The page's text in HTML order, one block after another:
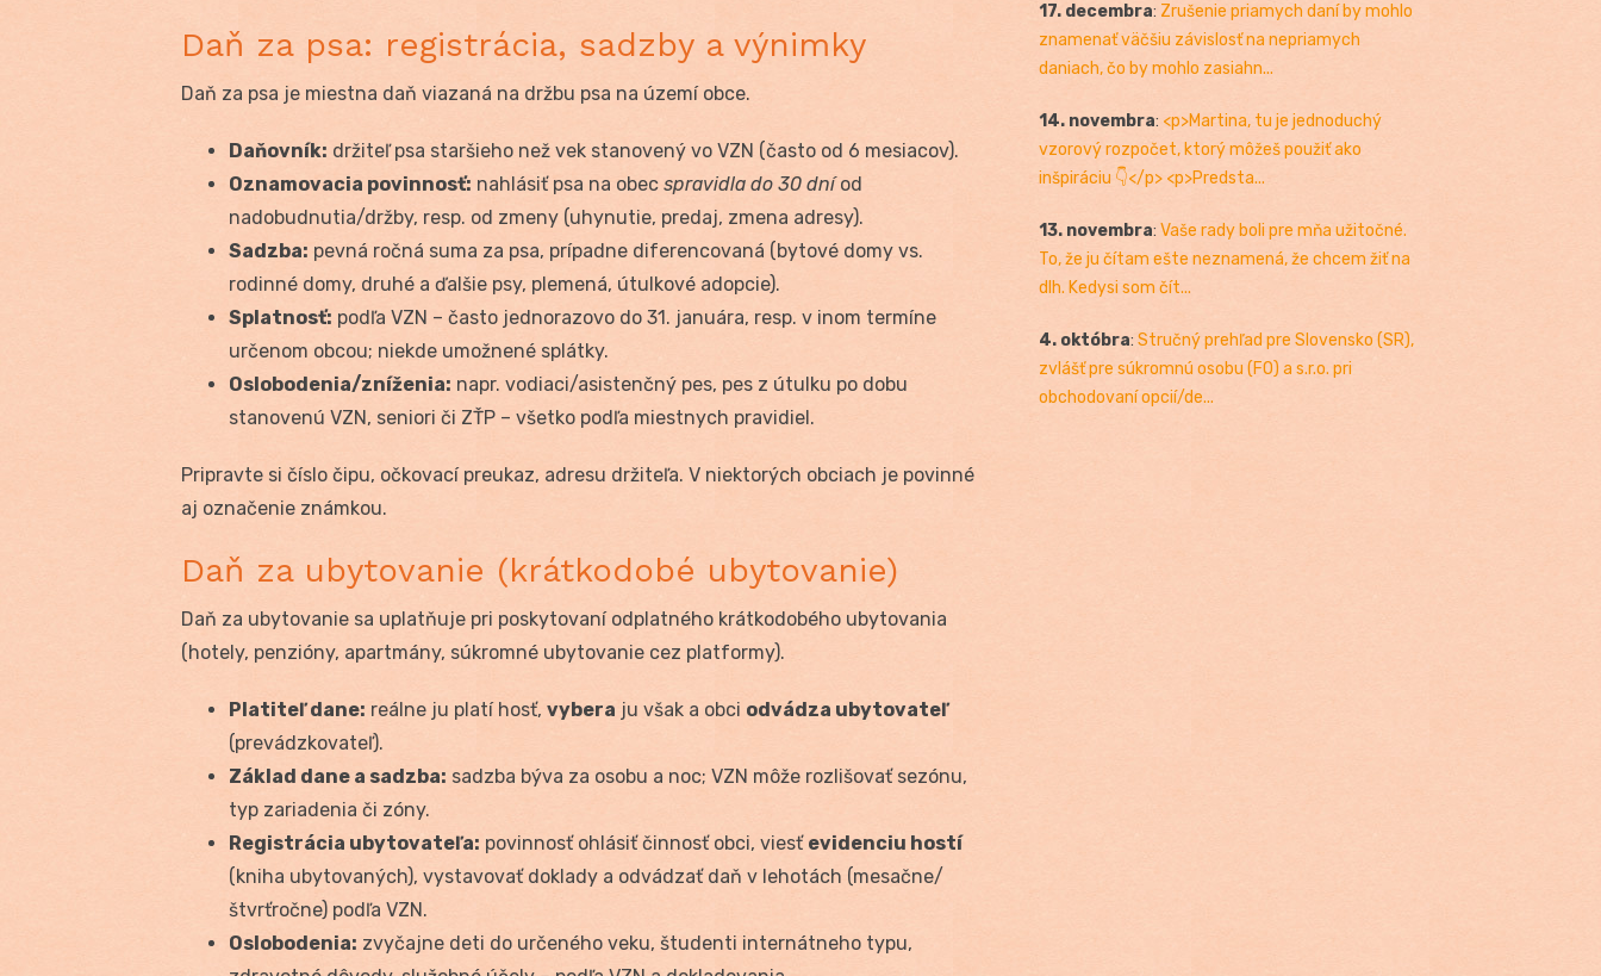
Daň za psa: registrácia, sadzby a výnimky
Daň za psa je miestna daň viazaná na držbu psa na území obce.
Daňovník: držiteľ psa staršieho než vek stanovený vo VZN (často od 6 mesiacov).
Oznamovacia povinnosť: nahlásiť psa na obec spravidla do 30 dníod
nadobudnutia/držby, resp. od zmeny (uhynutie, predaj, zmena adresy).
Sadzba: pevná ročná suma za psa, prípadne diferencovaná (bytové domy vs.
rodinné domy, druhé a ďalšie psy, plemená, útulkové adopcie).
Splatnosť: podľa VZN – často jednorazovo do 31. januára, resp. v inom termíne
určenom obcou; niekde umožnené splátky.
Oslobodenia/zníženia: napr. vodiaci/asistenčný pes, pes z útulku po dobu
stanovenú VZN, seniori či ZŤP – všetko podľa miestnych pravidiel.
Pripravte si číslo čipu, očkovací preukaz, adresu držiteľa. V niektorých obciach je povinné
aj označenie známkou.
Daň za ubytovanie (krátkodobé ubytovanie)
Daň za ubytovanie sa uplatňuje pri poskytovaní odplatného krátkodobého ubytovania
(hotely, penzióny, apartmány, súkromné ubytovanie cez platformy).
Platiteľ dane: reálne ju platí hosť, vybera ju však a obci odvádza ubytovateľ
(prevádzkovateľ).
Základ dane a sadzba: sadzba býva za osobu a noc; VZN môže rozlišovať sezónu,
typ zariadenia či zóny.
Registrácia ubytovateľa: povinnosť ohlásiť činnosť obci, viesť evidenciu hostí
(kniha ubytovaných), vystavovať doklady a odvádzať daň v lehotách (mesačne/
štvrťročne) podľa VZN.
Oslobodenia: zvyčajne deti do určeného veku, študenti internátneho typu,
17. decembra: Zrušenie priamych daní by mohlo
znamenať väčšiu závislosť na nepriamych
daniach, čo by mohlo zasiahn...
14. novembra: <p>Martina, tu je jednoduchý
vzorový rozpočet, ktorý môžeš použiť ako
inšpiráciu 👇</p> <p>Predsta...
13. novembra: Vaše rady boli pre mňa užitočné.
To, že ju čítam ešte neznamená, že chcem žiť na
dlh. Kedysi som čít...
4. októbra: Stručný prehľad pre Slovensko (SR),
zvlášť pre súkromnú osobu (FO) a s.r.o. pri
obchodovaní opcií/de...